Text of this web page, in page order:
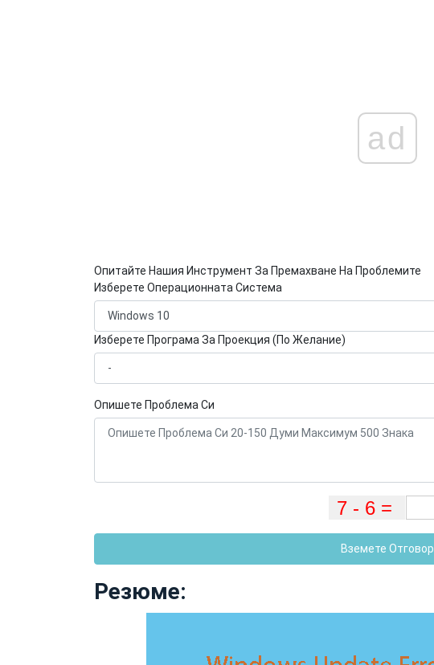
ad
Опитайте Нашия Инструмент За Премахване На Проблемите
Изберете Операционната Система
Изберете Програма За Проекция (По Желание)
Опишете Проблема Си
Вземете Отговор
Резюме: